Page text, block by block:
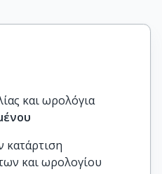
και ωρολόγια
κατάρτιση
και ωρολογίου